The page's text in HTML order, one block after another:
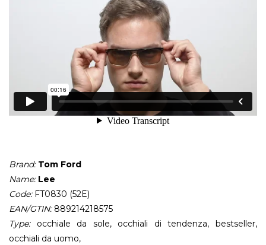
Brand:Tom Ford
Name:Lee
Code:FT0830 (52E)
EAN/GTIN:889214218575
Type:occhiale da sole, occhiali di tendenza, bestseller,
occhiali da uomo,